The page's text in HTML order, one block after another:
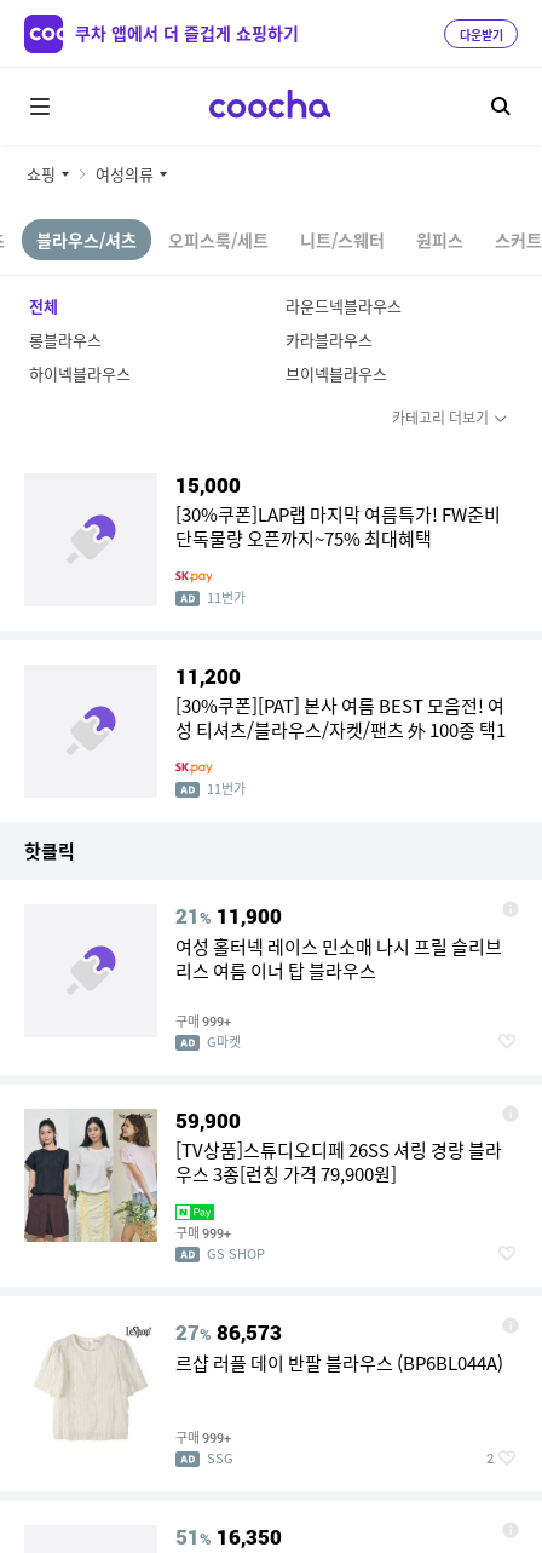
쿠차 앱에서 더 즐겁게 쇼핑하기 다운받기
쇼핑 여성의류
블라우스/셔츠 오피스룩/세트 니트/스웨터 원피스 스커트
전체
라운드넥블라우스
롱블라우스
카라블라우스
하이넥블라우스
브이넥블라우스
카테고리 더보기
15,000
[30%쿠폰]LAP랩 마지막 여름특가! FW준비
단독물량 오픈까지~75% 최대혜택
11번가
11,200
[30%쿠폰][PAT] 본사 여름 BEST 모음전! 여
성 티셔츠/블라우스/자켓/팬츠 外 100종 택1
11번가
핫클릭
21% 11,900
여성 홀터넥 레이스 민소매 나시 프릴 슬리브
리스 여름 이너 탑 블라우스
구매 999+
G마켓
59,900
[TV상품]스튜디오디페 26SS 셔링 경량 블라
우스 3종[런칭 가격 79,900원]
구매 999+
GS SHOP
27% 86,573
르샵 러플 데이 반팔 블라우스 (BP6BL044A)
구매 999+
SSG 2
51% 16,350